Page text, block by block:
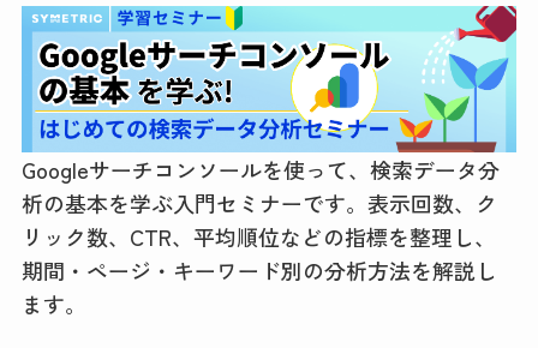
Googleサーチコンソールを使って、検索データ分
析の基本を学ぶ入門セミナーです。表示回数、ク
リック数、CTR、平均順位などの指標を整理し、
期間・ページ・キーワード別の分析方法を解説し
ます。